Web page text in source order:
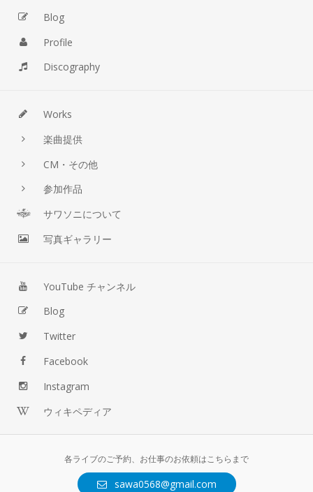
Blog
Profile
Discography
Works
楽曲提供
CM・その他
参加作品
サワソニについて
写真ギャラリー
YouTube チャンネル
Blog
Twitter
Facebook
Instagram
ウィキペディア
各ライブのご予約、お仕事のお依頼はこちらまで
sawa0568@gmail.com